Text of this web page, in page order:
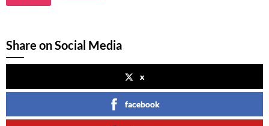
Share on Social Media
x
facebook